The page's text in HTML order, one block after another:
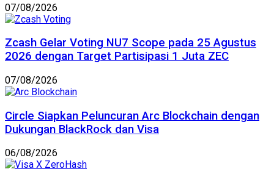
07/08/2026
Zcash Gelar Voting NU7 Scope pada 25 Agustus
2026 dengan Target Partisipasi 1 Juta ZEC
07/08/2026
Circle Siapkan Peluncuran Arc Blockchain dengan
Dukungan BlackRock dan Visa
06/08/2026